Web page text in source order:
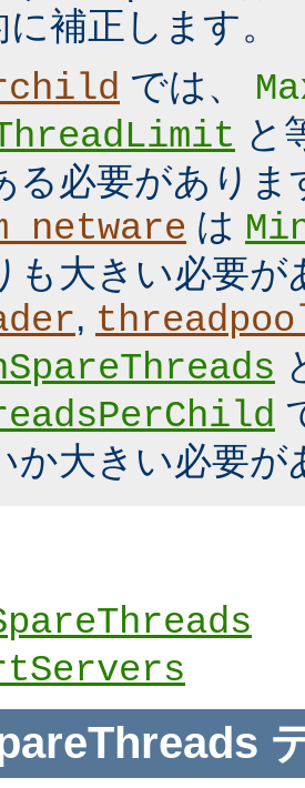
補正します。
では、
と
る必要がありま
は
も大きい必要が
,
か大きい必要が